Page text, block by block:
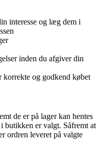
interesse og læg dem i
inden du afgiver din
og godkend købet
de er på lager kan hentes
butikken er valgt. Såfremt at
ordren leveret på valgte